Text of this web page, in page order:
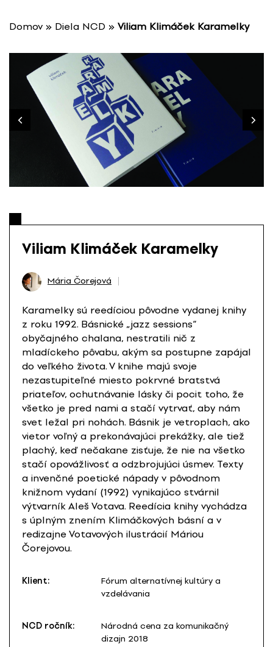
Domov » Diela NCD » Viliam Klimáček Karamelky
Viliam Klimáček Karamelky
Mária Čorejová
Karamelky sú reedíciou pôvodne vydanej knihy
z roku 1992. Básnické „jazz sessions“
obyčajného chalana, nestratili nič z
mladíckeho pôvabu, akým sa postupne zapájal
do veľkého života. V knihe majú svoje
nezastupiteľné miesto pokrvné bratstvá
priateľov, ochutnávanie lásky či pocit toho, že
všetko je pred nami a stačí vytrvať, aby nám
svet ležal pri nohách. Básnik je vetroplach, ako
vietor voľný a prekonávajúci prekážky, ale tiež
plachý, keď nečakane zisťuje, že nie na všetko
stačí opovážlivosť a odzbrojujúci úsmev. Texty
a invenčné poetické nápady v pôvodnom
knižnom vydaní (1992) vynikajúco stvárnil
výtvarník Aleš Votava. Reedícia knihy vychádza
s úplným znením Klimáčkových básní a v
redizajne Votavových ilustrácií Máriou
Čorejovou.
Klient:
Fórum alternatívnej kultúry a
vzdelávania
NCD ročník:
Národná cena za komunikačný
dizajn 2018